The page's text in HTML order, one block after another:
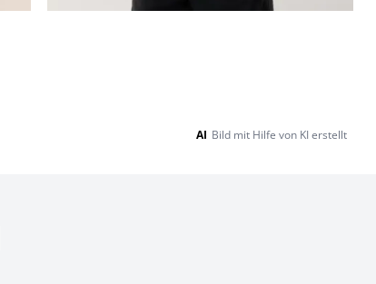
AI Bild mit Hilfe von KI erstellt